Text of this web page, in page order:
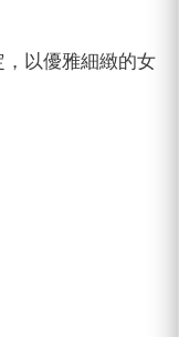
以優雅細緻的女